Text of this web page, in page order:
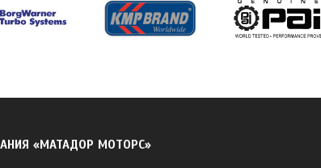
«МАТАДОР МОТОРС»